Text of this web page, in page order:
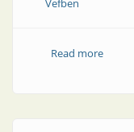
Vefben
Read moreabout